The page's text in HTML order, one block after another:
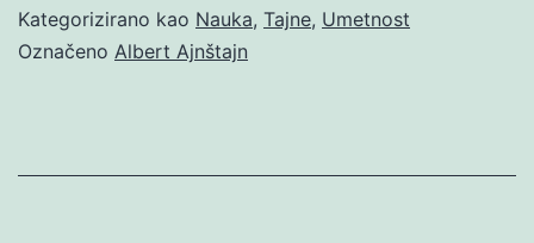
Kategorizirano kao Nauka, Tajne, Umetnost
Označeno Albert Ajnštajn